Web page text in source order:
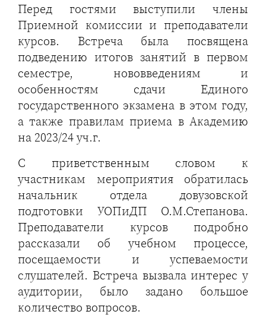
Перед гостями выступили члены
Приемной комиссии и преподаватели
курсов. Встреча была посвящена
подведению итогов занятий в первом
семестре, нововведениям и
особенностям сдачи Единого
государственного экзамена в этом году,
а также правилам приема в Академию
на 2023/24 уч.г.
С приветственным словом к
участникам мероприятия обратилась
начальник отдела довузовской
подготовки УОПиДП О.М.Степанова.
Преподаватели курсов подробно
рассказали об учебном процессе,
посещаемости и успеваемости
слушателей. Встреча вызвала интерес у
аудитории, было задано большое
количество вопросов.